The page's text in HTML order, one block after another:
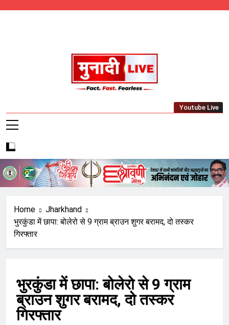
Munadi Live – Jharkhand's Leading Local
Youtube Live
Home
Jharkhand
भुरकुंडा में छापा: बोलेरो से 9 ग्राम ब्राउन शुगर बरामद, दो तस्कर
गिरफ्तार
भुरकुंडा में छापा: बोलेरो से 9 ग्राम
ब्राउन शुगर बरामद, दो तस्कर
गिरफ्तार